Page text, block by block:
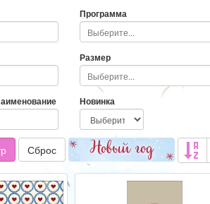
Программа
Размер
Новинка
Сброс